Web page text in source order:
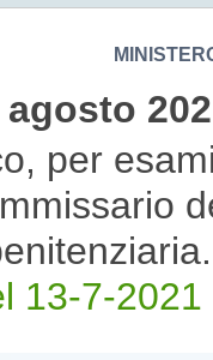
agosto
per
13-7-2021